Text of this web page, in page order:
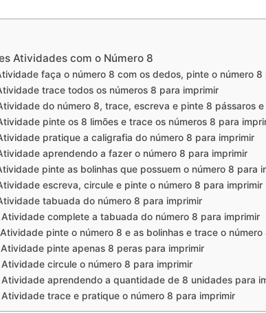
Atividades com o Número 8
faça o número 8 com os dedos, pinte o número 8
trace todos os números 8 para imprimir
do número 8, trace, escreva e pinte 8 pássaros
pinte os 8 limões e trace os números 8 para
pratique a caligrafia do número 8 para imprimir
aprendendo a fazer o número 8 para imprimir
pinte as bolinhas que possuem o número 8 para
escreva, circule e pinte o número 8 para imprimir
tabuada do número 8 para imprimir
Atividade complete a tabuada do número 8 para imprimir
Atividade pinte o número 8 e as bolinhas e trace o
Atividade pinte apenas 8 peras para imprimir
Atividade circule o número 8 para imprimir
Atividade aprendendo a quantidade de 8 unidades para
Atividade trace e pratique o número 8 para imprimir